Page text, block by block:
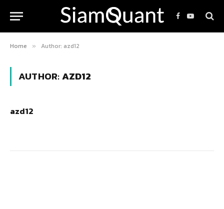
Facebook
YouTube
Home » Author: azd12
AUTHOR:AZD12
azd12